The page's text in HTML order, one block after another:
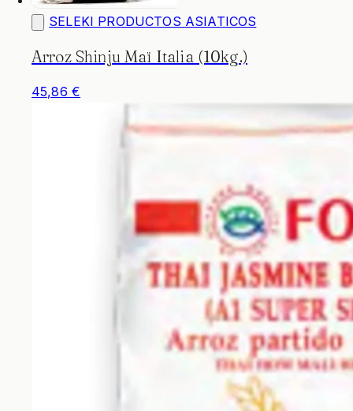
SELEKI PRODUCTOS ASIATICOS
Arroz Shinju Maï Italia (10kg.)
45,86 €